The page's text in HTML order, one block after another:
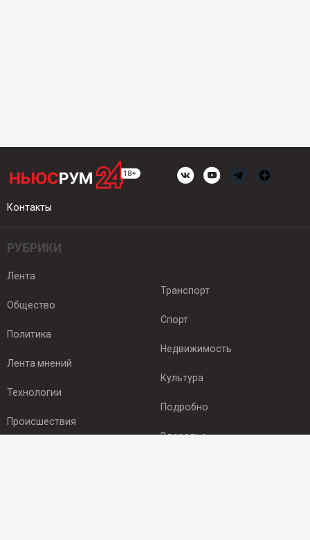
Контакты
РУБРИКИ
Лента
Общество
Политика
Лента мнений
Технологии
Происшествия
Транспорт
Спорт
Недвижимость
Культура
Подробно
Здоровье